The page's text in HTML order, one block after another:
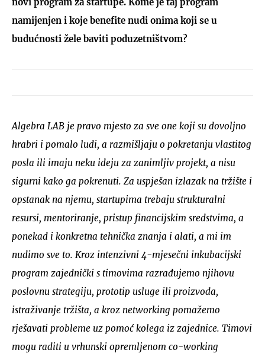
namijenjen i koje benefite nudi onima koji se u
budućnosti žele baviti poduzetništvom?
Algebra LAB je pravo mjesto za sve one koji su dovoljno
hrabri i pomalo ludi, a razmišljaju o pokretanju vlastitog
posla ili imaju neku ideju za zanimljiv projekt, a nisu
sigurni kako ga pokrenuti. Za uspješan izlazak na tržište i
opstanak na njemu, startupima trebaju strukturalni
resursi, mentoriranje, pristup financijskim sredstvima, a
ponekad i konkretna tehnička znanja i alati, a mi im
nudimo sve to. Kroz intenzivni 4-mjesečni inkubacijski
program zajednički s timovima razrađujemo njihovu
poslovnu strategiju, prototip usluge ili proizvoda,
istraživanje tržišta, a kroz networking pomažemo
rješavati probleme uz pomoć kolega iz zajednice. Timovi
mogu raditi u vrhunski opremljenom co-working